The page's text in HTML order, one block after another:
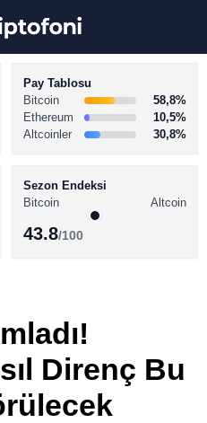
Youtube
TikTok
Pay Tablosu
Bitcoin
58,8%
Ethereum
10,5%
Altcoinler
30,8%
Sezon Endeksi
Bitcoin
Altcoin
43.8/100
Direnç Bu